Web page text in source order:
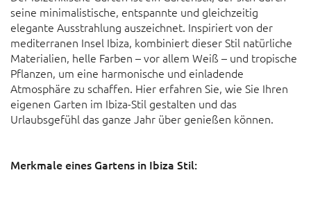
seine minimalistische, entspannte und gleichzeitig
elegante Ausstrahlung auszeichnet. Inspiriert von der
mediterranen Insel Ibiza, kombiniert dieser Stil natürliche
Materialien, helle Farben – vor allem Weiß – und tropische
Pflanzen, um eine harmonische und einladende
Atmosphäre zu schaffen. Hier erfahren Sie, wie Sie Ihren
eigenen Garten im Ibiza-Stil gestalten und das
Urlaubsgefühl das ganze Jahr über genießen können.
Merkmale eines Gartens in Ibiza Stil: